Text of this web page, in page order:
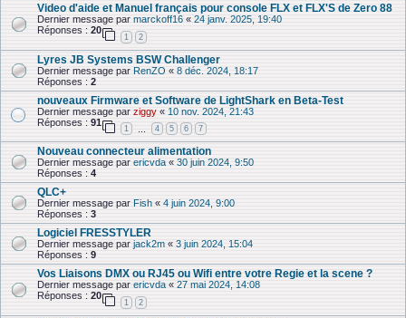
Video d'aide et Manuel français pour console FLX et FLX'S de Zero 88
Dernier message par marckoff16 « 24 janv. 2025, 19:40
Réponses : 20
1 2
Lyres JB Systems BSW Challenger
Dernier message par RenZO « 8 déc. 2024, 18:17
Réponses : 2
nouveaux Firmware et Software de LightShark en Beta-Test
Dernier message par ziggy « 10 nov. 2024, 21:43
Réponses : 91
1 4 5 6 7
Nouveau connecteur alimentation
Dernier message par ericvda« 30 juin 2024, 9:50
Réponses : 4
QLC+
Dernier message par Fish « 4 juin 2024, 9:00
Réponses : 3
Logiciel FRESSTYLER
Dernier message par jack2m « 3 juin 2024, 15:04
Réponses : 9
Vos Liaisons DMX ou RJ45 ou Wifi entre votre Regie et la scene ?
Dernier message par ericvda« 27 mai 2024, 14:08
Réponses : 20
1 2